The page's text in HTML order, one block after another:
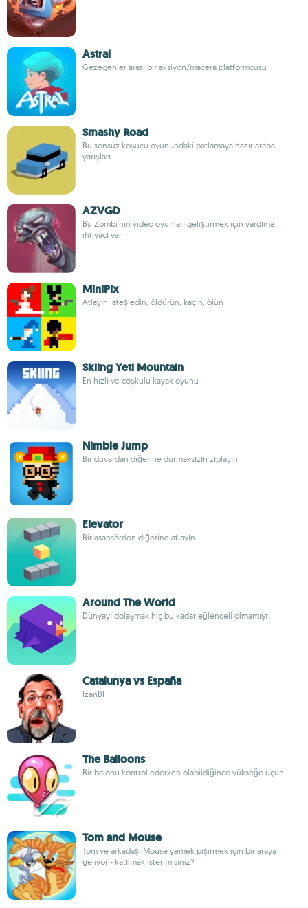
Astral
Gezegenler arası bir aksiyon/macera platformcusu
Smashy Road
Bu sonsuz koşucu oyunundaki patlamaya hazır araba
yarışları
AZVGD
Bu Zombi'nin video oyunları geliştirmek için yardıma
ihtiyacı var
MiniPix
Atlayın, ateş edin, öldürün, kaçın, ölün
Skiing Yeti Mountain
En hızlı ve coşkulu kayak oyunu
Nimble Jump
Bir duvardan diğerine durmaksızın zıplayın
Elevator
Bir asansörden diğerine atlayın
Around The World
Dünyayı dolaşmak hiç bu kadar eğlenceli olmamıştı
Catalunya vs España
IzanBF
The Balloons
Bir balonu kontrol ederken olabildiğince yükseğe uçun
Tom and Mouse
Tom ve arkadaşı Mouse yemek pişirmek için bir araya
geliyor - katılmak ister misiniz?